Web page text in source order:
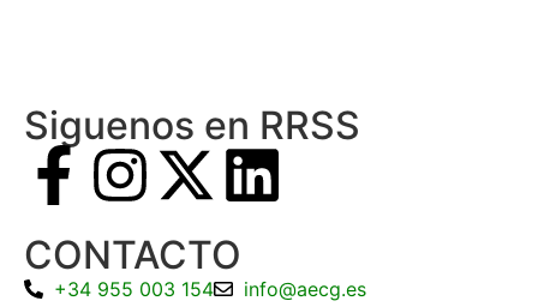
Siguenos en RRSS
CONTACTO
+34 955 003 154
info@aecg.es